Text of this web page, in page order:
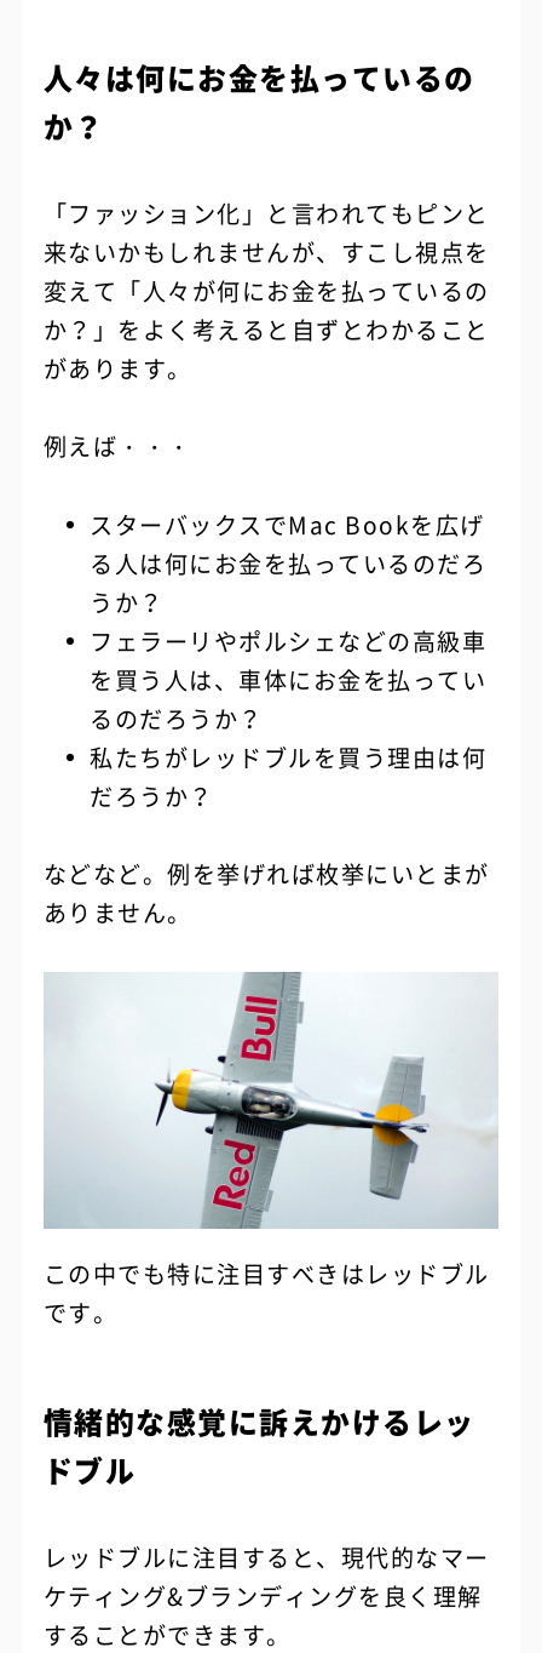
人々は何にお金を払っているの
か？
「ファッション化」と言われてもピンと
来ないかもしれませんが、すこし視点を
変えて「人々が何にお金を払っているの
か？」をよく考えると自ずとわかること
があります。
例えば・・・
スターバックスでMac Bookを広げ
る人は何にお金を払っているのだろ
うか？
フェラーリやポルシェなどの高級車
を買う人は、車体にお金を払ってい
るのだろうか？
私たちがレッドブルを買う理由は何
だろうか？
などなど。例を挙げれば枚挙にいとまが
ありません。
この中でも特に注目すべきはレッドブル
です。
情緒的な感覚に訴えかけるレッ
ドブル
レッドブルに注目すると、現代的なマー
ケティング&ブランディングを良く理解
することができます。